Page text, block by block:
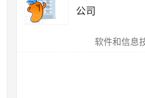
公司
软件和信息